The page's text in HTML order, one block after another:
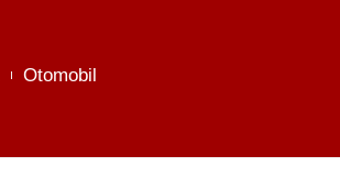
Otomobil